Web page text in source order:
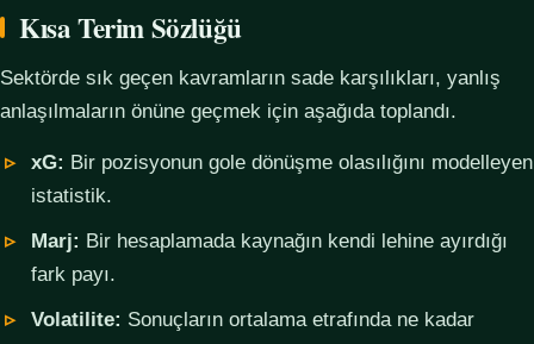
Kısa Terim Sözlüğü
Sektörde sık geçen kavramların sade karşılıkları, yanlış
anlaşılmaların önüne geçmek için aşağıda toplandı.
xG: Bir pozisyonun gole dönüşme olasılığını modelleyen
istatistik.
Marj: Bir hesaplamada kaynağın kendi lehine ayırdığı
fark payı.
Volatilite: Sonuçların ortalama etrafında ne kadar